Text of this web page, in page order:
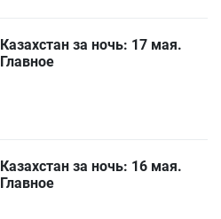
Казахстан за ночь: 17 мая.
Главное
Казахстан за ночь: 16 мая.
Главное